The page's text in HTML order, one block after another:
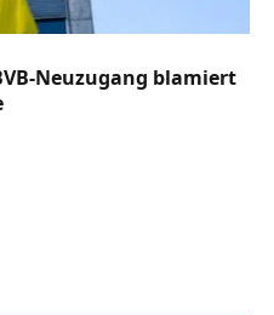
Neuzugang blamiert